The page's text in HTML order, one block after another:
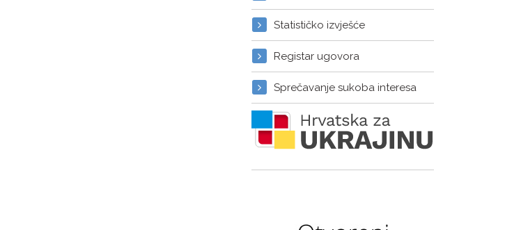
Statističko izvješće
Registar ugovora
Sprečavanje sukoba interesa